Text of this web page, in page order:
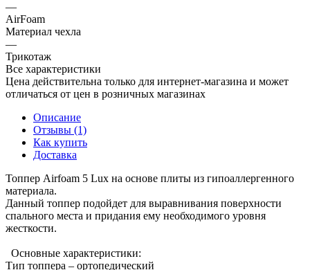
—
AirFoam
Материал чехла
—
Трикотаж
Все характеристики
Цена действительна только для интернет-магазина и может
отличаться от цен в розничных магазинах
Описание
Отзывы (1)
Как купить
Доставка
Топпер Airfoam 5 Lux на основе плиты из гипоаллергенного
материала.
Данный топпер подойдет для выравнивания поверхности
спального места и придания ему необходимого уровня
жесткости.
Основные характеристики:
Тип топпера – ортопедический